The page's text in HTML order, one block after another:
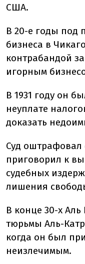
США.
В 20-е годы под
бизнеса в
контрабандой
игорным
В 1931 году он
неуплате
доказать
Суд оштрафовал
приговорил к
судебных
лишения
В конце 30-х
тюрьмы Аль-
когда он был
неизлечимым.